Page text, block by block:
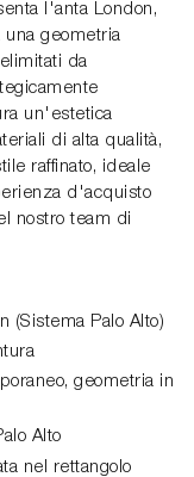
l'anta London,
geometria
da
un'estetica
di alta qualità,
raffinato, ideale
d'acquisto
nostro team di
(Sistema Palo Alto)
geometria in
Alto
nel rettangolo